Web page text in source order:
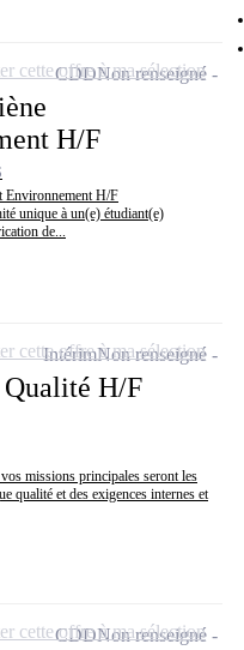
H/F
Environnement H/F
unique à un(e) étudiant(e)
de...
CDDNon renseigné
cette offre à ma sélection
Qualité H/F
missions principales seront les
qualité et des exigences internes et
IntérimNon renseigné
cette offre à ma sélection
CDDNon renseigné
cette offre à ma sélection